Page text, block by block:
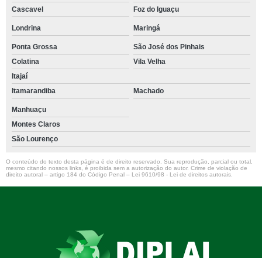
Cascavel
Foz do Iguaçu
Londrina Maringá
Ponta Grossa
São José dos Pinhais
Colatina
Vila Velha
Itajaí
Itamarandiba
Machado
Manhuaçu
Montes Claros
São Lourenço
O conteúdo do texto desta página é de direito reservado. Sua reprodução, parcial ou total,
mesmo citando nossos links, é proibida sem a autorização do autor. Crime de violação de
direito autoral – artigo 184 do Código Penal – Lei 9610/98 - Lei de direitos autorais